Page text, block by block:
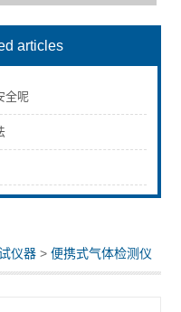
articles
全呢
仪器 >便携式气体检测仪